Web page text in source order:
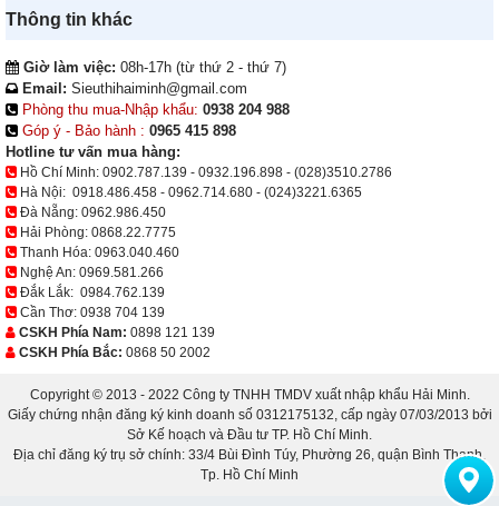
Thông tin khác
Giờ làm việc: 08h-17h (từ thứ 2 - thứ 7)
Email: Sieuthihaiminh@gmail.com
Phòng thu mua-Nhập khẩu: 0938 204 988
Góp ý - Bảo hành : 0965 415 898
Hotline tư vấn mua hàng:
Hồ Chí Minh: 0902.787.139 - 0932.196.898 - (028)3510.2786
Hà Nội: 0918.486.458 - 0962.714.680 - (024)3221.6365
Đà Nẵng: 0962.986.450
Hải Phòng: 0868.22.7775
Thanh Hóa: 0963.040.460
Nghệ An: 0969.581.266
Đắk Lắk: 0984.762.139
Cần Thơ: 0938 704 139
CSKH Phía Nam: 0898 121 139
CSKH Phía Bắc: 0868 50 2002
Copyright © 2013 - 2022 Công ty TNHH TMDV xuất nhập khẩu Hải Minh.
Giấy chứng nhận đăng ký kinh doanh số 0312175132, cấp ngày 07/03/2013 bởi
Sở Kế hoạch và Đầu tư TP. Hồ Chí Minh.
Địa chỉ đăng ký trụ sở chính: 33/4 Bùi Đình Túy, Phường 26, quận Bình Thạnh,
Tp. Hồ Chí Minh